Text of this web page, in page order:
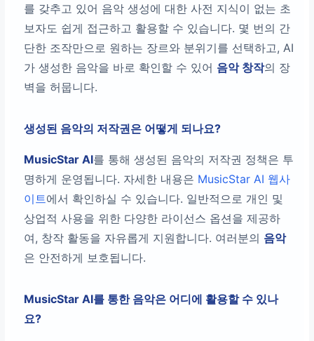
를 갖추고 있어 음악 생성에 대한 사전 지식이 없는 초
보자도 쉽게 접근하고 활용할 수 있습니다. 몇 번의 간
단한 조작만으로 원하는 장르와 분위기를 선택하고, AI
가 생성한 음악을 바로 확인할 수 있어 음악 창작의 장
벽을 허뭅니다.
생성된 음악의 저작권은 어떻게 되나요?
MusicStar AI를 통해 생성된 음악의 저작권 정책은 투
명하게 운영됩니다. 자세한 내용은 MusicStar AI 웹사
이트에서 확인하실 수 있습니다. 일반적으로 개인 및
상업적 사용을 위한 다양한 라이선스 옵션을 제공하
여, 창작 활동을 자유롭게 지원합니다. 여러분의 음악
은 안전하게 보호됩니다.
MusicStar AI를 통한 음악은 어디에 활용할 수 있나
요?